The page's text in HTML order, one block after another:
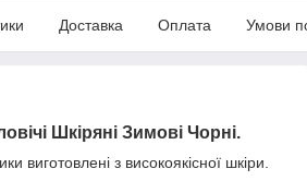
Доставка Оплата Умови
Шкіряні Зимові Чорні.
виготовлені з високоякісної шкіри.